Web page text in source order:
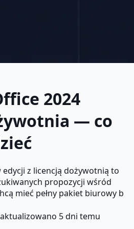
2024
— co
z licencją dożywotnią to
propozycji wśród
mieć pełny pakiet biurowy b
5 dni temu